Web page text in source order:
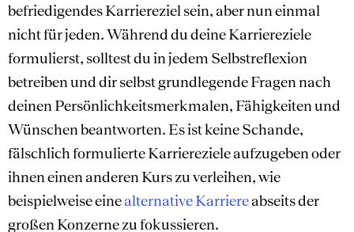
befriedigendes Karriereziel sein, aber nun einmal
nicht für jeden. Während du deine Karriereziele
formulierst, solltest du in jedem Selbstreflexion
betreiben und dir selbst grundlegende Fragen nach
deinen Persönlichkeitsmerkmalen, Fähigkeiten und
Wünschen beantworten. Es ist keine Schande,
fälschlich formulierte Karriereziele aufzugeben oder
ihnen einen anderen Kurs zu verleihen, wie
beispielweise einealternative Karriereabseits der
großen Konzerne zu fokussieren.